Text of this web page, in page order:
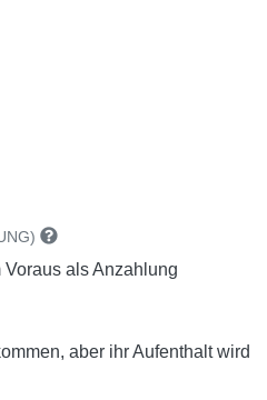
als Anzahlung
aber ihr Aufenthalt wird